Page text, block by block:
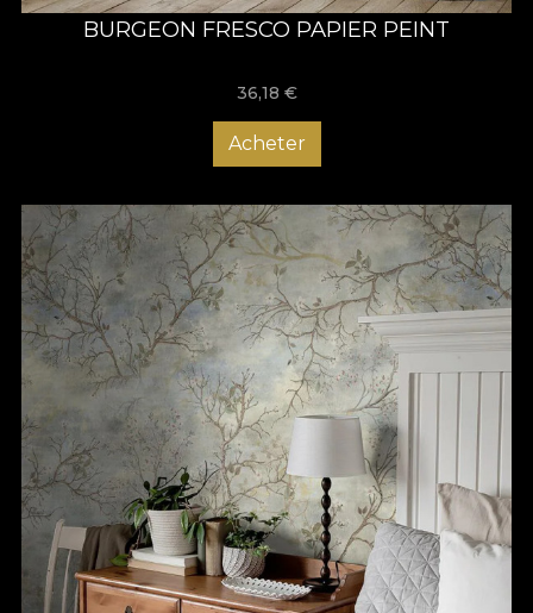
BURGEON FRESCO PAPIER PEINT
36,18 €
Acheter